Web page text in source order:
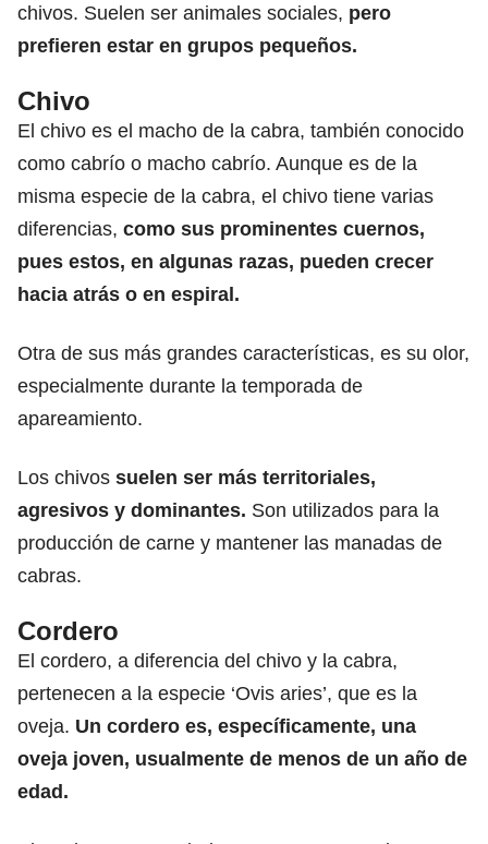
chivos. Suelen ser animales sociales, pero
prefieren estar en grupos pequeños.
Chivo
El chivo es el macho de la cabra, también conocido
como cabrío o macho cabrío. Aunque es de la
misma especie de la cabra, el chivo tiene varias
diferencias, como sus prominentes cuernos,
pues estos, en algunas razas, pueden crecer
hacia atrás o en espiral.
Otra de sus más grandes características, es su olor,
especialmente durante la temporada de
apareamiento.
Los chivos suelen ser más territoriales,
agresivos y dominantes. Son utilizados para la
producción de carne y mantener las manadas de
cabras.
Cordero
El cordero, a diferencia del chivo y la cabra,
pertenecen a la especie ‘Ovis aries’, que es la
oveja. Un cordero es, específicamente, una
oveja joven, usualmente de menos de un año de
edad.